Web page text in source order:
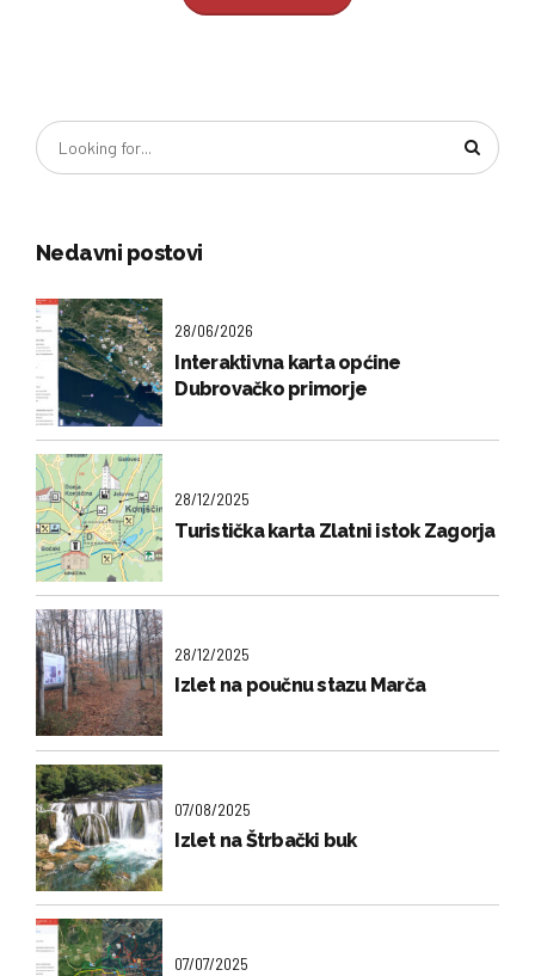
Nedavni postovi
28/06/2026
Interaktivna karta općine
Dubrovačko primorje
28/12/2025
Turistička karta Zlatni istok Zagorja
28/12/2025
Izlet na poučnu stazu Marča
07/08/2025
Izlet na Štrbački buk
07/07/2025